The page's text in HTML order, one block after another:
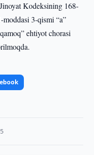
Kodeksining 168-
3-qismi “a”
ehtiyot chorasi